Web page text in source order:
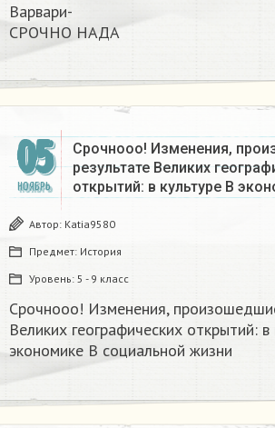
Варвари-
СРОЧНО НАДА​
05
НОЯБРЬ
Срочнооо! Изменения,
результате Великих
открытий: в культуре В
Автор: Katia9580
Предмет: История
Уровень: 5 - 9 класс
Срочнооо! Изменения,
Великих географических открытий: в
экономике В социальной жизни ​